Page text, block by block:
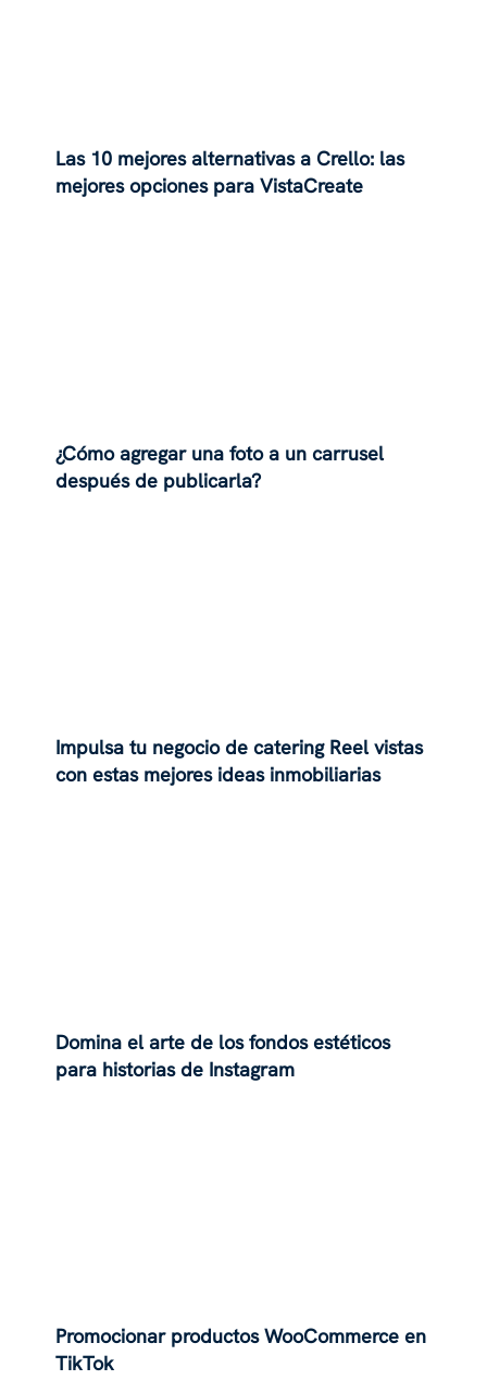
Las 10 mejores alternativas a Crello: las
mejores opciones para VistaCreate
¿Cómo agregar una foto a un carrusel
después de publicarla?
Impulsa tu negocio de catering Reel vistas
con estas mejores ideas inmobiliarias
Domina el arte de los fondos estéticos
para historias de Instagram
Promocionar productos WooCommerce en
TikTok